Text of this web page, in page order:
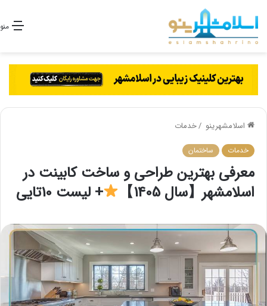
منو
اسلامشهرینو /خدمات
خدمات ساختمان
معرفی بهترین طراحی و ساخت کابینت در
اسلامشهر【سال 1405】
+ لیست 10تایی